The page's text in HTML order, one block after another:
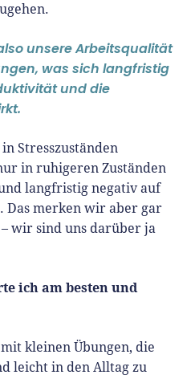
unsere Arbeitsqualität
was sich langfristig
und die
Stresszuständen
in ruhigeren Zuständen
langfristig negativ auf
Das merken wir aber gar
wir sind uns darüber ja
ich am besten und
kleinen Übungen, die
leicht in den Alltag zu